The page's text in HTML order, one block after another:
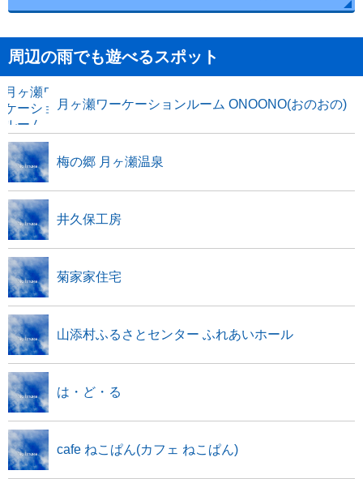
周辺の雨でも遊べるスポット
月ヶ瀬ワーケーションルーム ONOONO(おのおの)
梅の郷 月ヶ瀬温泉
井久保工房
菊家家住宅
山添村ふるさとセンター ふれあいホール
は・ど・る
cafe ねこぱん(カフェ ねこぱん)